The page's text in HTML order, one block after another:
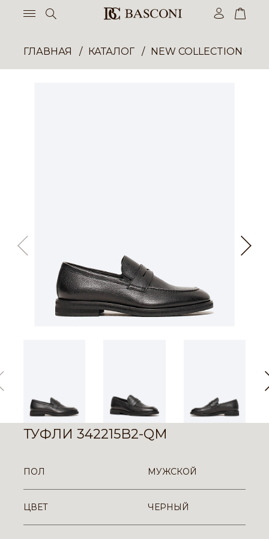
ГЛАВНАЯ КАТАЛОГ NEW COLLECTION
ТУФЛИ 342215B2-QM
ПОЛ МУЖСКОЙ
ЦВЕТ ЧЕРНЫЙ